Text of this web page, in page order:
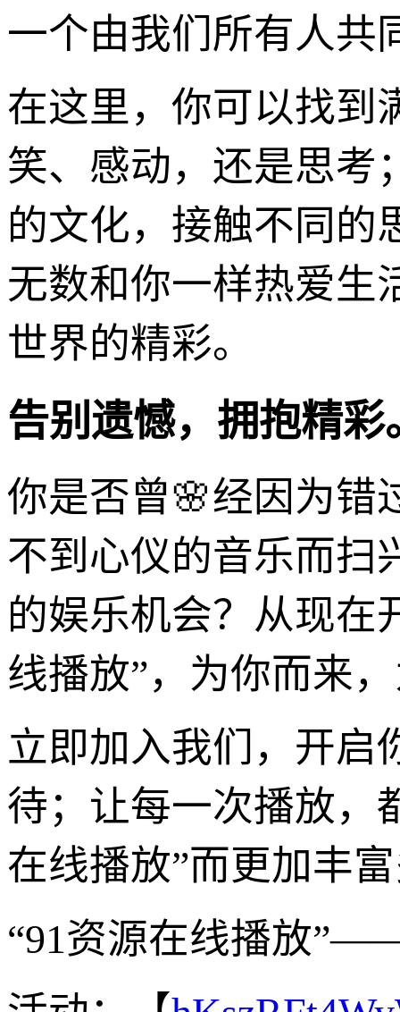
一个由我们所有人共
在这里，你可以找
笑、感动，还是思考
的文化，接触不同的
无数和你一样热爱生
世界的精彩。
告别遗憾，拥抱精彩
你是否曾🌸经因为错
不到心仪的音乐而扫
的娱乐机会？从现在
线播放”，为你而来
立即加入我们，开启
待；让每一次播放，
在线播放”而更加丰
“91资源在线播放